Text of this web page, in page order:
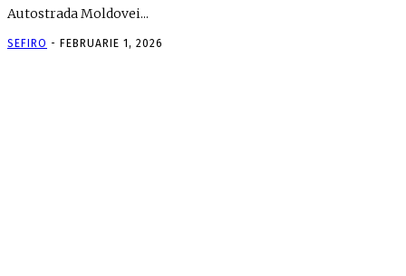
Autostrada Moldovei...
SEFIRO - FEBRUARIE 1, 2026